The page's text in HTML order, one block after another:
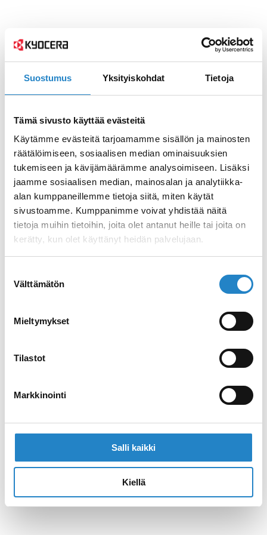
Suostumus Yksityiskohdat Tietoja
Tämä sivusto käyttää evästeitä
Käytämme evästeitä tarjoamamme sisällön ja mainosten
räätälöimiseen, sosiaalisen median ominaisuuksien
tukemiseen ja kävijämäärämme analysoimiseen. Lisäksi
jaamme sosiaalisen median, mainosalan ja analytiikka-
alan kumppaneillemme tietoja siitä, miten käytät
sivustoamme. Kumppanimme voivat yhdistää näitä
tietoja muihin tietoihin, joita olet antanut heille tai joita on
kerätty, kun olet käyttänyt heidän palvelujaan.
valinta
Välttämätön
Mieltymykset
Tilastot
Markkinointi
Salli kaikki
Kiellä